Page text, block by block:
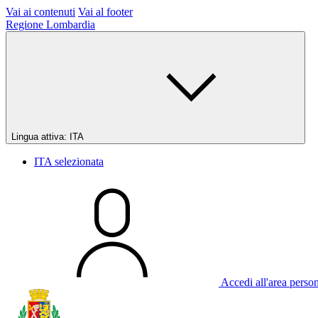
Vai ai contenuti Vai al footer
Regione Lombardia
Lingua attiva: ITA
ITA selezionata
Accedi all'area